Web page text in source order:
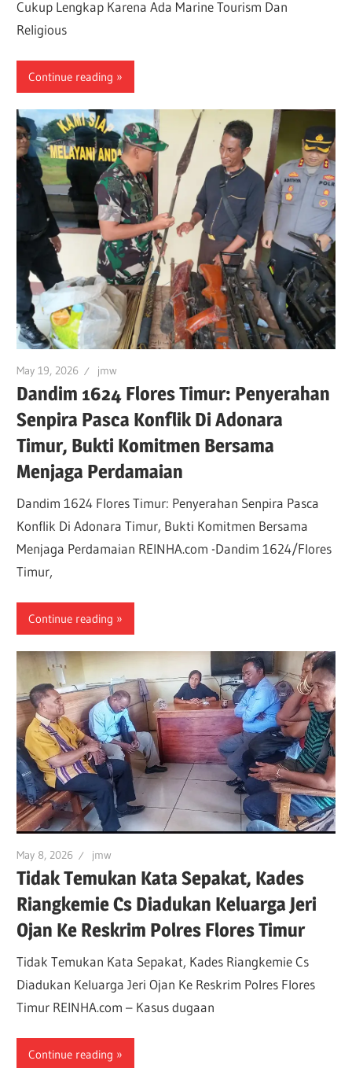
Cukup Lengkap Karena Ada Marine Tourism Dan
Religious
Continue reading
May 19, 2026 jmw
Dandim 1624 Flores Timur: Penyerahan
Senpira Pasca Konflik Di Adonara
Timur, Bukti Komitmen Bersama
Menjaga Perdamaian
Dandim 1624 Flores Timur: Penyerahan Senpira Pasca
Konflik Di Adonara Timur, Bukti Komitmen Bersama
Menjaga Perdamaian REINHA.com -Dandim 1624/Flores
Timur,
Continue reading
May 8, 2026 jmw
Tidak Temukan Kata Sepakat, Kades
Riangkemie Cs Diadukan Keluarga Jeri
Ojan Ke Reskrim Polres Flores Timur
Tidak Temukan Kata Sepakat, Kades Riangkemie Cs
Diadukan Keluarga Jeri Ojan Ke Reskrim Polres Flores
Timur REINHA.com – Kasus dugaan
Continue reading